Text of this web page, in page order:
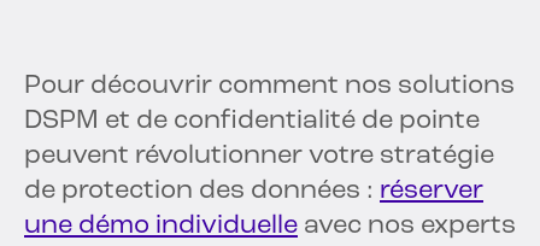
Pour découvrir comment nos solutions
DSPM et de confidentialité de pointe
peuvent révolutionner votre stratégie
de protection des données : réserver
une démo individuelle avec nos experts